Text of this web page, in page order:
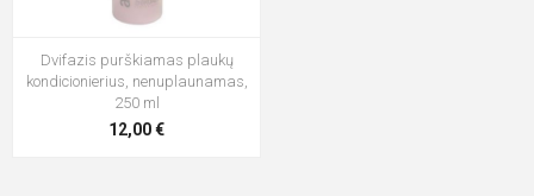
Dvifazis purškiamas plaukų
kondicionierius, nenuplaunamas,
250 ml
12,00 €